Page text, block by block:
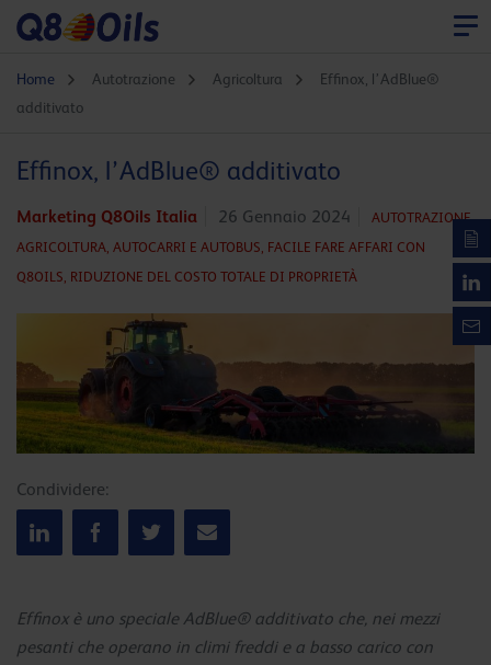
Home Autotrazione Agricoltura
Effinox, l’AdBlue®
additivato
Effinox, l’AdBlue® additivato
Marketing Q8Oils Italia 26 Gennaio 2024
AUTOTRAZIONE,
AGRICOLTURA, AUTOCARRI E AUTOBUS, FACILE FARE AFFARI CON
Q8OILS, RIDUZIONE DEL COSTO TOTALE DI PROPRIETÀ
Condividere:
Effinox è uno speciale AdBlue® additivato che, nei mezzi
pesanti che operano in climi freddi e a basso carico con